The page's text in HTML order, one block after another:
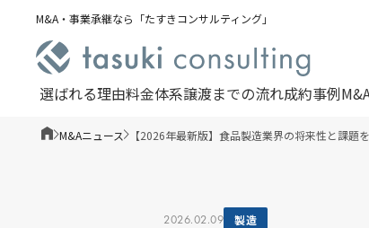
M&A・事業承継なら「たすきコンサルティング」
選ばれる理由料金体系譲渡までの流れ成約事例
M&Aニュース 【2026年最新版】食品製造業界の将来性と課
2026.02.09 製造